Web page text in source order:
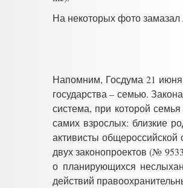
На некоторых фото замазал
Напомним, Госдума 21
государства – семью.
система, при которой
самих взрослых: близкие
активисты
двух законопроектов (№
о планирующихся
действий